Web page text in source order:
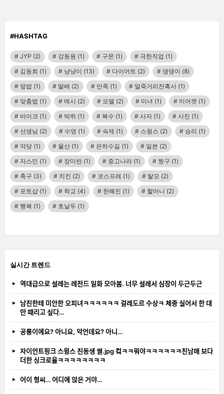
#HASHTAG
JYP (2) 강동원 (1) 구몬 (1) 극한직업 (1)
김동희 (1) 냥냥이 (13) 다이어트 (2) 댕댕이 (8)
덮밥 (1) 딸배 (2) 만족 (1) 말죽거리잔혹사 (1)
맞춤법 (1) 메시 (2) 모델 (2) 미녀 (1) 미어캣 (1)
바이크 (1) 박쥐 (1) 복수 (1) 사자 (1) 사진 (1)
선생님 (2) 수영 (1) 숙제 (1) 스윙스 (2) 승리 (1)
악당 (1) 울산 (1) 은하수길 (1) 일본 (2)
자스민 (1) 장미란 (1) 중고나라 (1) 짱구 (1)
축구 (3) 치킨 (2) 코스프레 (1) 탈모 (2)
포토샵 (1) 학교 (4) 한혜진 (1) 할머니 (2)
행복 (1) 호날두 (1)
실시간 트렌드
역대급으로 설레는 레전드 일화 모아봄. 너무 설레서 심장이 두근두근
남친한테 미안한 오피녀ㅋㅋㅋㅋㅋㅋ 걸레도르 수상ㅋ 체중 실어서 한 대
만 때리고 싶다…
공룡이에요? 아니요, 악언데요? 아니…
자이언트핑크 스윙스 친동생 썰.jpg 컼ㅋㅋ뭐야ㅋㅋㅋㅋㅋㅋ친남매 보다
더한 싱크로율ㅋㅋㅋㅋㅋㅋㅋㅋ
어이 형씨… 어디에 앉은 거야…